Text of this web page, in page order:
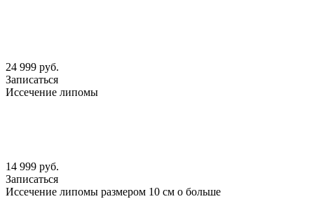
24 999 руб.
Записаться
Иссечение липомы
14 999 руб.
Записаться
Иссечение липомы размером 10 см о больше